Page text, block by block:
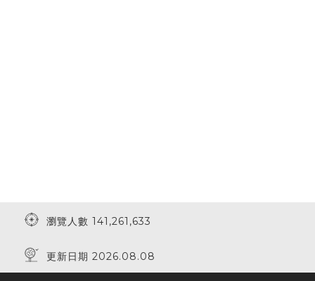
瀏覽人數 141,261,633
更新日期 2026.08.08